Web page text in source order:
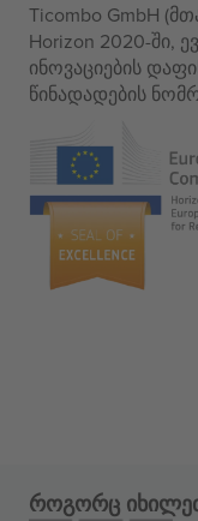
Ticombo GmbH
Horizon 2020-ში,
ინოვაციების
წინადადების
როგორც